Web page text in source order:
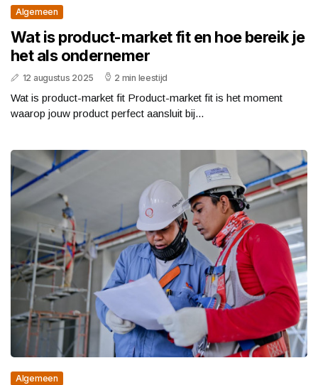
Algemeen
Wat is product-market fit en hoe bereik je
het als ondernemer
12 augustus 2025 2 min leestijd
Wat is product-market fit Product-market fit is het moment
waarop jouw product perfect aansluit bij...
Algemeen